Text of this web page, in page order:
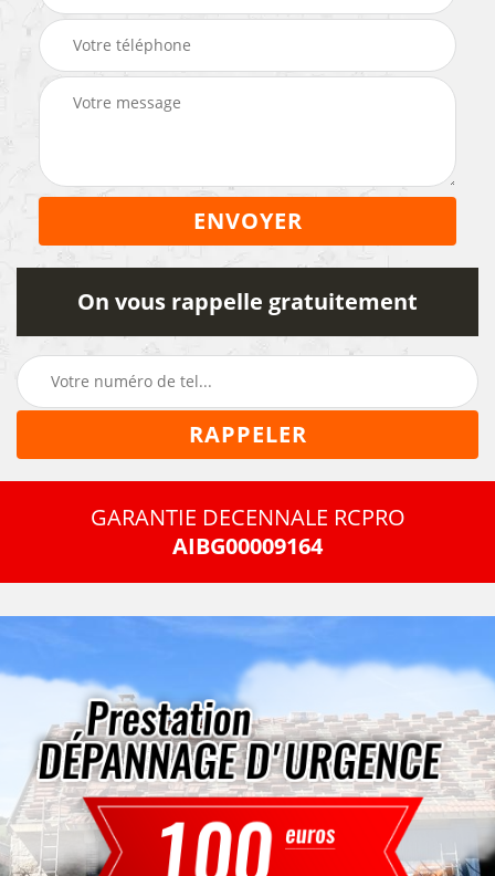
On vous rappelle gratuitement
GARANTIE DECENNALE RCPRO
AIBG00009164